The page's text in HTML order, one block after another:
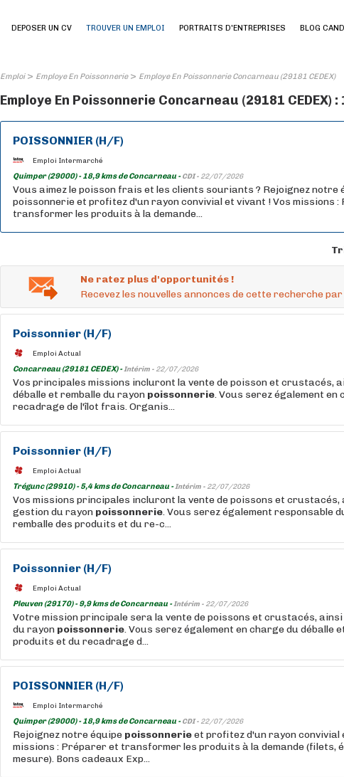
DEPOSER UN CV TROUVER UN EMPLOI PORTRAITS D'ENTREPRISES BLOG
Emploi> Employe En Poissonnerie> Employe En Poissonnerie Concarneau (29181 CEDEX)
Employe En Poissonnerie Concarneau (29181 CEDEX)
POISSONNIER (H/F)
Emploi Intermarché
Quimper (29000) - 18,9 kms de Concarneau -CDI - 22/07/2026
Vous aimez le poisson frais et les clients souriants ? Rejoignez notre
poissonnerie et profitez d'un rayon convivial et vivant ! Vos missions
transformer les produits à la demande...
Ne ratez plus d'opportunités !
Recevez les nouvelles annonces de cette recherche
Poissonnier (H/F)
Emploi Actual
Concarneau (29181 CEDEX) -Intérim - 22/07/2026
Vos principales missions incluront la vente de poisson et crustacés,
déballe et remballe du rayon poissonnerie. Vous serez également en
recadrage de l'îlot frais. Organis...
Poissonnier (H/F)
Emploi Actual
Trégunc (29910) - 5,4 kms de Concarneau -Intérim - 22/07/2026
Vos missions principales incluront la vente de poissons et crustacés,
gestion du rayon poissonnerie. Vous serez également responsable
remballe des produits et du re-c...
Poissonnier (H/F)
Emploi Actual
Pleuven (29170) - 9,9 kms de Concarneau -Intérim - 22/07/2026
Votre mission principale sera la vente de poissons et crustacés,
du rayon poissonnerie. Vous serez également en charge du déballe
produits et du recadrage d...
POISSONNIER (H/F)
Emploi Intermarché
Quimper (29000) - 18,9 kms de Concarneau -CDI - 22/07/2026
Rejoignez notre équipe poissonnerieet profitez d'un rayon convivial
missions : Préparer et transformer les produits à la demande (filets,
mesure). Bons cadeaux Exp...